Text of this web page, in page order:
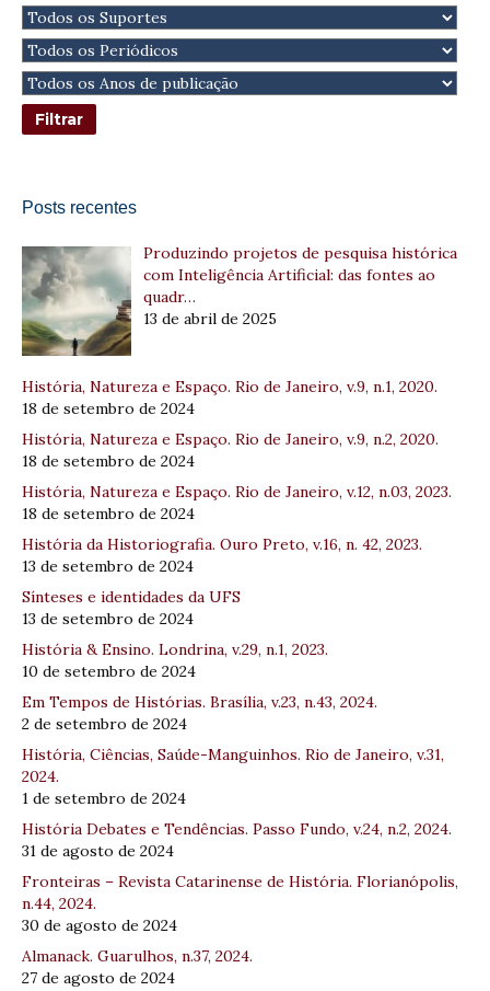
Posts recentes
Produzindo projetos de pesquisa histórica
com Inteligência Artificial: das fontes ao
quadr…
13 de abril de 2025
História, Natureza e Espaço. Rio de Janeiro, v.9, n.1, 2020.
18 de setembro de 2024
História, Natureza e Espaço. Rio de Janeiro, v.9, n.2, 2020.
18 de setembro de 2024
História, Natureza e Espaço. Rio de Janeiro, v.12, n.03, 2023.
18 de setembro de 2024
História da Historiografia. Ouro Preto, v.16, n. 42, 2023.
13 de setembro de 2024
Sínteses e identidades da UFS
13 de setembro de 2024
História & Ensino. Londrina, v.29, n.1, 2023.
10 de setembro de 2024
Em Tempos de Histórias. Brasília, v.23, n.43, 2024.
2 de setembro de 2024
História, Ciências, Saúde-Manguinhos. Rio de Janeiro, v.31,
2024.
1 de setembro de 2024
História Debates e Tendências. Passo Fundo, v.24, n.2, 2024.
31 de agosto de 2024
Fronteiras – Revista Catarinense de História. Florianópolis,
n.44, 2024.
30 de agosto de 2024
Almanack. Guarulhos, n.37, 2024.
27 de agosto de 2024